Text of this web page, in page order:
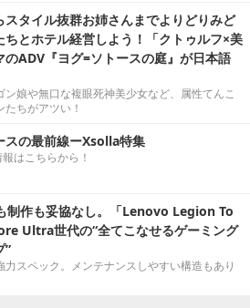
スタイル抜群お姉さんまでよりどりみど
ちとホテル経営しよう！「クトゥルフ×美
のADV『ヨグ=ソトースの庭』が日本語
ン娘や無口な複眼死神美少女など、属性てんこ
たちがアツい！
スの最前線ーXsolla特集
はこちらから！
制作も妥協なし。「Lenovo Legion To
Ultra世代の“全てこなせるゲーミング
”
力スペック。メンテナンスしやすい構造もあり